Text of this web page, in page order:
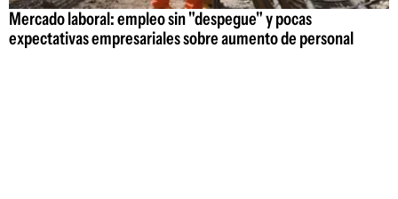
Mercado laboral: empleo sin "despegue" y pocas
expectativas empresariales sobre aumento de personal